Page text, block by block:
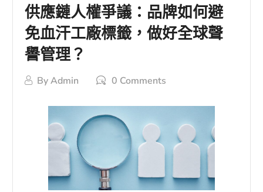
供應鏈人權爭議：品牌如何避
免血汗工廠標籤，做好全球聲
譽管理？
ByAdmin 0 Comments